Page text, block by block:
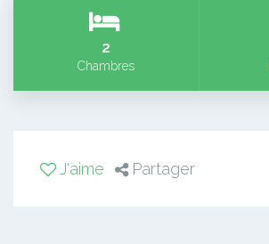
2
Chambres
J'aime Partager